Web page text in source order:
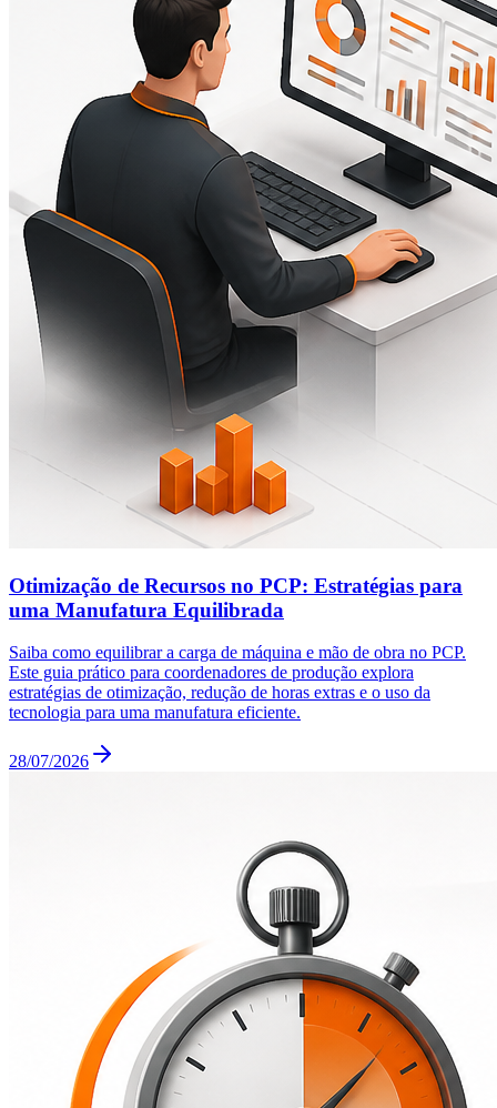
Otimização de Recursos no PCP: Estratégias para
uma Manufatura Equilibrada
Saiba como equilibrar a carga de máquina e mão de obra no PCP.
Este guia prático para coordenadores de produção explora
estratégias de otimização, redução de horas extras e o uso da
tecnologia para uma manufatura eficiente.
28/07/2026